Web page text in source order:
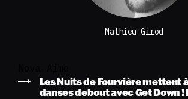
Mathieu Girod
Les Nuits de Fourvière mettent
danses debout avec Get Down !